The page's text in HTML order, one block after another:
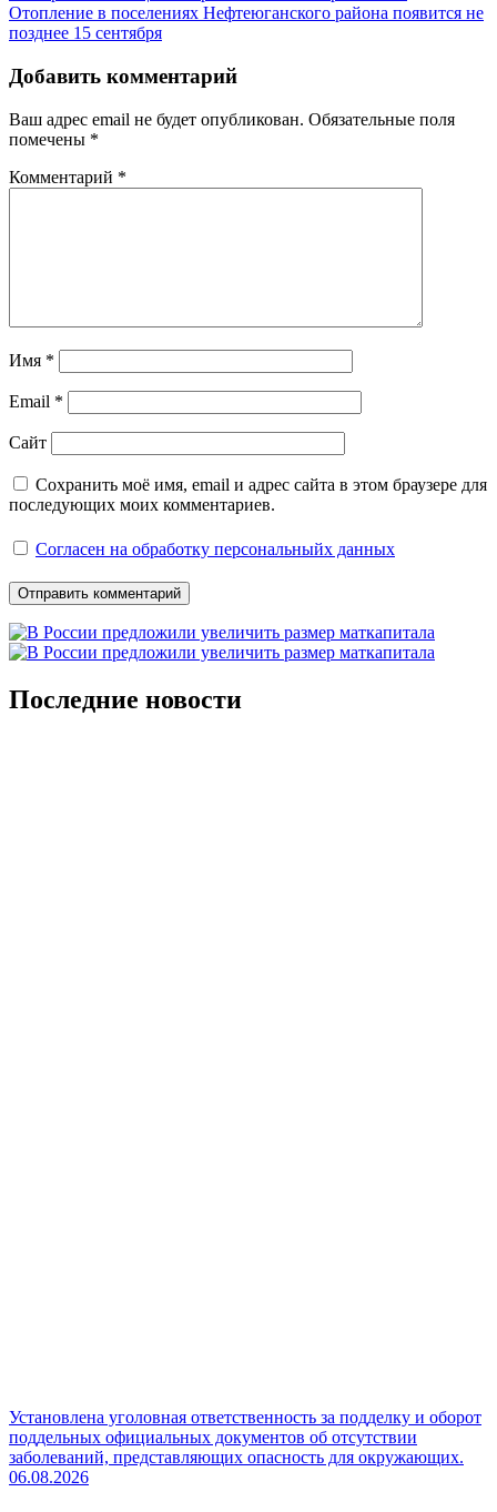
по
Отопление в поселениях Нефтеюганского района появится не
позднее 15 сентября
Добавить комментарий
Ваш адрес email не будет опубликован. Обязательные поля
помечены *
Комментарий *
Имя *
Email *
Сайт
Сохранить моё имя, email и адрес сайта в этом браузере для
последующих моих комментариев.
Согласен на обработку персональныйх данных
Последние новости
Установлена уголовная ответственность за подделку и оборот
поддельных официальных документов об отсутствии
заболеваний, представляющих опасность для окружающих.
06.08.2026